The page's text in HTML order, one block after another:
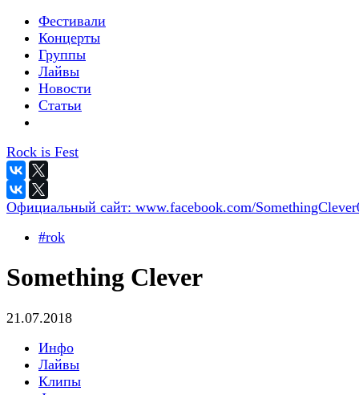
Фестивали
Концерты
Группы
Лайвы
Новости
Статьи
Rock is Fest
Официальный сайт: www.facebook.com/
#rok
Something Clever
21.07.2018
Инфо
Лайвы
Клипы